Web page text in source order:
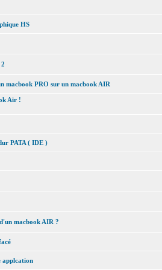
HS
macbook PRO sur un macbook AIR
Air !
PATA ( IDE )
macbook AIR ?
applcation